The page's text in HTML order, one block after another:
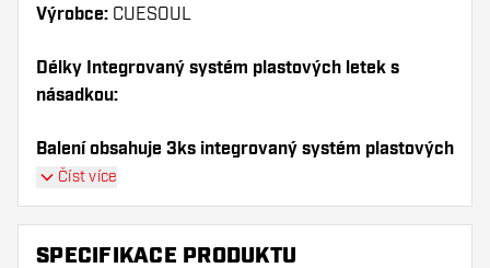
Výrobce: CUESOUL
Délky Integrovaný systém plastových letek s
násadkou:
Balení obsahuje 3ks integrovaný systém plastových
letek s násadkou (1sada).
Dartshopper tip!
Číst více
SPECIFIKACE PRODUKTU